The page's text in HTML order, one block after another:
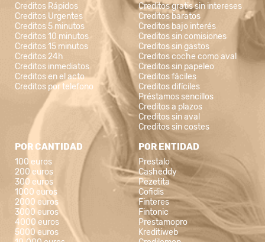
Creditos Rápidos
Creditos Urgentes
Creditos 5 minutos
Creditos 10 minutos
Creditos 15 minutos
Creditos 24h
Creditos inmediatos
Creditos en el acto
Creditos por telefono
Creditos gratis sin intereses
Creditos baratos
Creditos bajo interés
Creditos sin comisiones
Creditos sin gastos
Creditos coche como aval
Creditos sin papeleo
Creditos fáciles
Creditos difíciles
Préstamos sencillos
Creditos a plazos
Creditos sin aval
Creditos sin costes
POR CANTIDAD
100 euros
200 euros
300 euros
1000 euros
2000 euros
3000 euros
4000 euros
5000 euros
POR ENTIDAD
Prestalo
Casheddy
Pezetita
Cofidis
Finteres
Fintonic
Prestamopro
Kreditiweb